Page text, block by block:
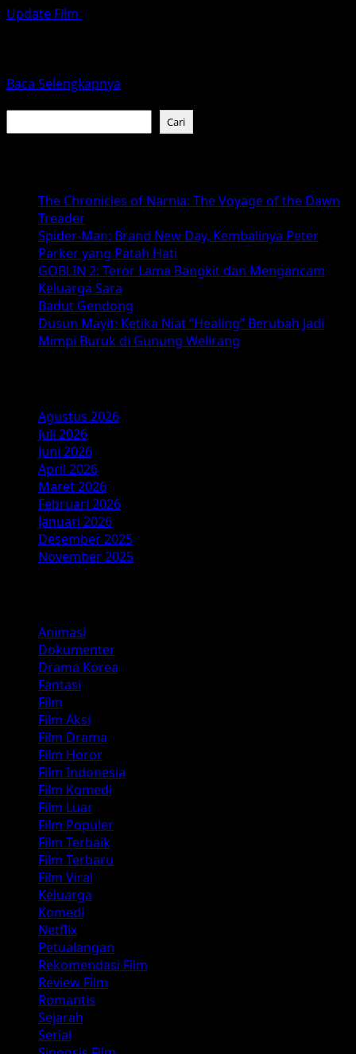
Update Film
Baca Selengkapnya
Furiosa:
Saga
Mengungkap
Rahasia
dan
Petualangan
Baru
di
Dunia
Cari
The Chronicles of Narnia: The Voyage of the Dawn
Treader
Spider-Man: Brand New Day, Kembalinya Peter
Parker yang Patah Hati
GOBLIN 2: Teror Lama Bangkit dan Mengancam
Keluarga Sara
Badut Gendong
Dusun Mayit: Ketika Niat “Healing” Berubah Jadi
Mimpi Buruk di Gunung Welirang
Agustus 2026
Juli 2026
Juni 2026
April 2026
Maret 2026
Februari 2026
Januari 2026
Desember 2025
November 2025
Animasi
Dokumenter
Drama Korea
Fantasi
Film
Film Aksi
Film Drama
Film Horor
Film Indonesia
Film Komedi
Film Luar
Film Populer
Film Terbaik
Film Terbaru
Film Viral
Keluarga
Komedi
Netflix
Petualangan
Rekomendasi Film
Review Film
Romantis
Sejarah
Serial